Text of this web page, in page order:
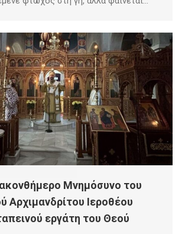
Μνημόσυνο του
Αρχιμανδρίτου Ιεροθέου
εργάτη του Θεού